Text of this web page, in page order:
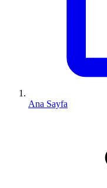
Ana Sayfa